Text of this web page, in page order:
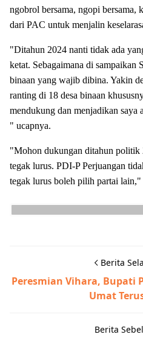
ngobrol bersama, ngopi bersama,
dari PAC untuk menjalin
"Ditahun 2024 nanti tidak ada
ketat. Sebagaimana di
binaan yang wajib dibina. Yakin
ranting di 18 desa binaan
mendukung dan menjadikan saya
" ucapnya.
"Mohon dukungan ditahun politik
tegak lurus. PDI-P Perjuangan
tegak lurus boleh pilih partai
Berita
Peresmian Vihara, Bupati
Umat
Berita